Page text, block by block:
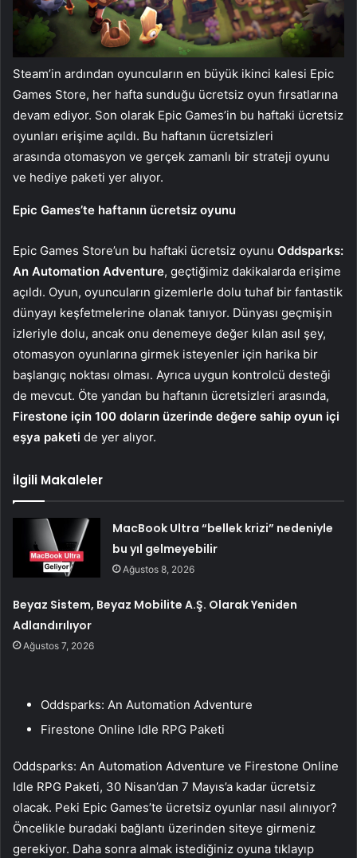
Steam’in ardından oyuncuların en büyük ikinci kalesi Epic
Games Store, her hafta sunduğu ücretsiz oyun fırsatlarına
devam ediyor. Son olarak Epic Games’in bu haftaki ücretsiz
oyunları erişime açıldı. Bu haftanın ücretsizleri
arasında otomasyon ve gerçek zamanlı bir strateji oyunu
ve hediye paketi yer alıyor.
Epic Games’te haftanın ücretsiz oyunu
Epic Games Store’un bu haftaki ücretsiz oyunu Oddsparks:
An Automation Adventure, geçtiğimiz dakikalarda erişime
açıldı. Oyun, oyuncuların gizemlerle dolu tuhaf bir fantastik
dünyayı keşfetmelerine olanak tanıyor. Dünyası geçmişin
izleriyle dolu, ancak onu denemeye değer kılan asıl şey,
otomasyon oyunlarına girmek isteyenler için harika bir
başlangıç ​​noktası olması. Ayrıca uygun kontrolcü desteği
de mevcut. Öte yandan bu haftanın ücretsizleri arasında,
Firestone için 100 doların üzerinde değere sahip oyun içi
eşya paketi de yer alıyor.
İlgili Makaleler
MacBook Ultra “bellek krizi” nedeniyle
bu yıl gelmeyebilir
Ağustos 8, 2026
Beyaz Sistem, Beyaz Mobilite A.Ş. Olarak Yeniden
Adlandırılıyor
Ağustos 7, 2026
Oddsparks: An Automation Adventure
Firestone Online Idle RPG Paketi
Oddsparks: An Automation Adventure ve Firestone Online
Idle RPG Paketi, 30 Nisan’dan 7 Mayıs’a kadar ücretsiz
olacak. Peki Epic Games’te ücretsiz oyunlar nasıl alınıyor?
Öncelikle buradaki bağlantı üzerinden siteye girmeniz
gerekiyor. Daha sonra almak istediğiniz oyuna tıklayıp